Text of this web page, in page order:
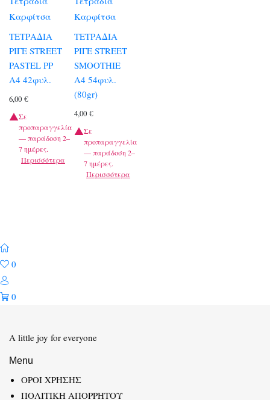
Καρφίτσα
ΤΕΤΡΑΔΙΑ
ΡΙΓΕ STREET
PASTEL PP
A4 42φυλ.
6,00 €
Σε
προπαραγγελία
— παράδοση 2–
7 ημέρες.
Περισσότερα
Καρφίτσα
ΤΕΤΡΑΔΙΑ
ΡΙΓΕ STREET
SMOOTHIE
A4 54φυλ.
(80gr)
4,00€
Σε
προπαραγγελία
— παράδοση 2–
7 ημέρες.
Περισσότερα
0
0
A little joy for everyone
Menu
ΟΡΟΙ ΧΡΗΣΗΣ
ΠΟΛΙΤΙΚΗ ΑΠΟΡΡΗΤΟΥ